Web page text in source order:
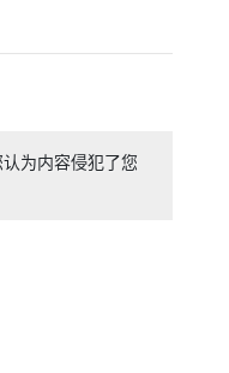
为内容侵犯了您